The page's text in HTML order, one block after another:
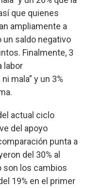
que quienes
ampliamente a
un saldo negativo
Finalmente, 3
labor
mala” y un 3%
actual ciclo
del apoyo
punta a
del 30% al
son los cambios
19% en el primer